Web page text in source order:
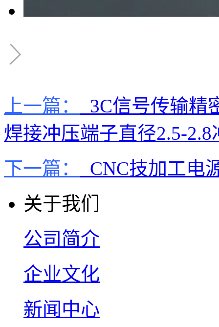
上一篇：
3C信号传输精
焊接冲压端子直径2.5-2.8
下一篇：
CNC技加工电
关于我们
公司简介
企业文化
新闻中心